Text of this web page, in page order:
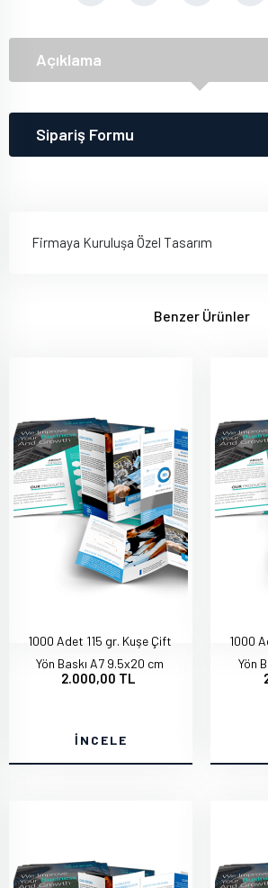
Açıklama
Sipariş Formu
Firmaya Kuruluşa Özel Tasarım
Benzer Ürünler
1000 Adet 115 gr. Kuşe Çift
Yön Baskı A7 9.5x20 cm
2.000,00 TL
İNCELE
1000
Yön